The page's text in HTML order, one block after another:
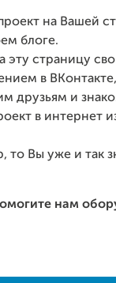
на Вашей
блоге.
эту страницу
в
друзьям и
в интернет
то Вы уже и так
нам